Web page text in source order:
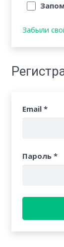
Забыли
Email *
Пароль *